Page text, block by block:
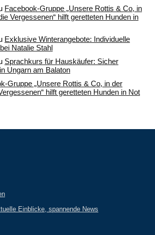
Facebook-Gruppe „Unsere Rottis & Co, in
Vergessenen“ hilft geretteten Hunden in
Exklusive Winterangebote: Individuelle
Natalie Stahl
Sprachkurs für Hauskäufer: Sicher
Ungarn am Balaton
Gruppe „Unsere Rottis & Co, in der
hilft geretteten Hunden in Not
Einblicke, spannende News